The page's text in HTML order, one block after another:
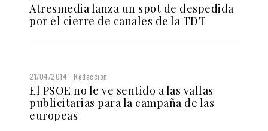
Atresmedia lanza un spot de despedida
por el cierre de canales de la TDT
21/04/2014 Redacción
El PSOE no le ve sentido a las vallas
publicitarias para la campaña de las
europeas